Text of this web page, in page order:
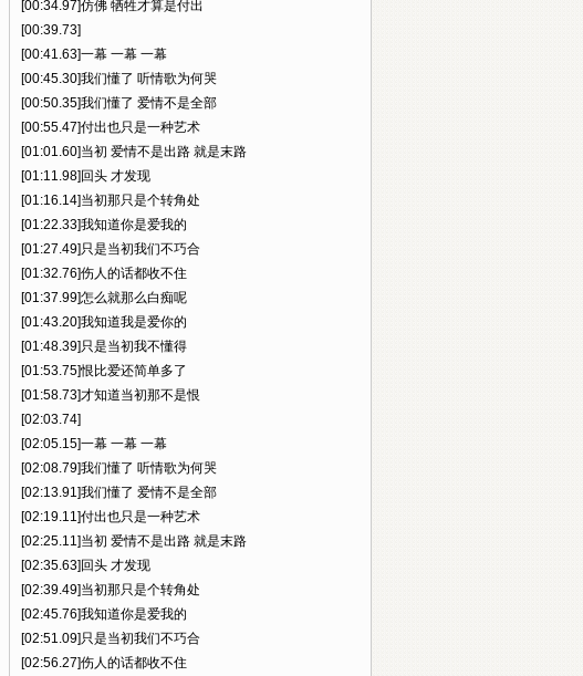
[00:34.97]仿佛 牺牲才算是付出
[00:39.73]
[00:41.63]一幕 一幕 一幕
[00:45.30]我们懂了 听情歌为何哭
[00:50.35]我们懂了 爱情不是全部
[00:55.47]付出也只是一种艺术
[01:01.60]当初 爱情不是出路 就是末路
[01:11.98]回头 才发现
[01:16.14]当初那只是个转角处
[01:22.33]我知道你是爱我的
[01:27.49]只是当初我们不巧合
[01:32.76]伤人的话都收不住
[01:37.99]怎么就那么白痴呢
[01:43.20]我知道我是爱你的
[01:48.39]只是当初我不懂得
[01:53.75]恨比爱还简单多了
[01:58.73]才知道当初那不是恨
[02:03.74]
[02:05.15]一幕 一幕 一幕
[02:08.79]我们懂了 听情歌为何哭
[02:13.91]我们懂了 爱情不是全部
[02:19.11]付出也只是一种艺术
[02:25.11]当初 爱情不是出路 就是末路
[02:35.63]回头 才发现
[02:39.49]当初那只是个转角处
[02:45.76]我知道你是爱我的
[02:51.09]只是当初我们不巧合
[02:56.27]伤人的话都收不住